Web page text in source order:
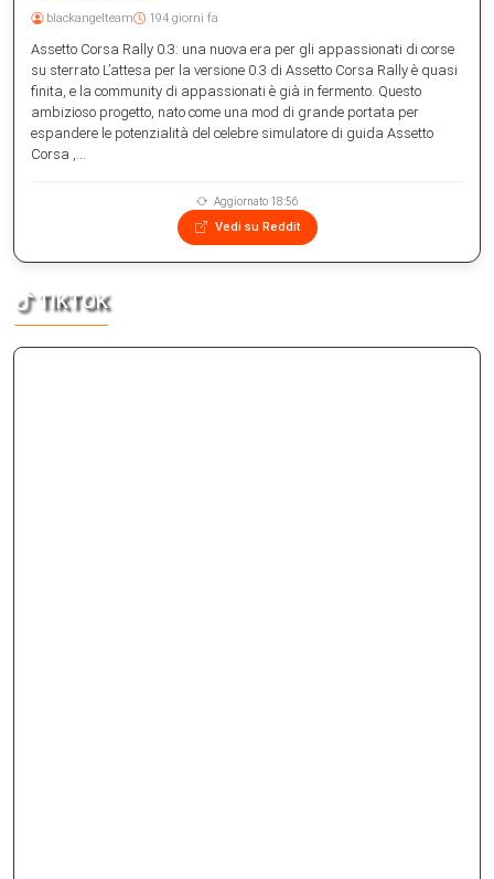
blackangelteam 194 giorni fa
Assetto Corsa Rally 0.3: una nuova era per gli appassionati di corse
su sterrato L’attesa per la versione 0.3 di Assetto Corsa Rally è quasi
finita, e la community di appassionati è già in fermento. Questo
ambizioso progetto, nato come una mod di grande portata per
espandere le potenzialità del celebre simulatore di guida Assetto
Corsa ,...
Aggiornato 18:56
Vedi su Reddit
TIKTOK